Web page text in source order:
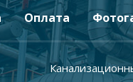
Оплата